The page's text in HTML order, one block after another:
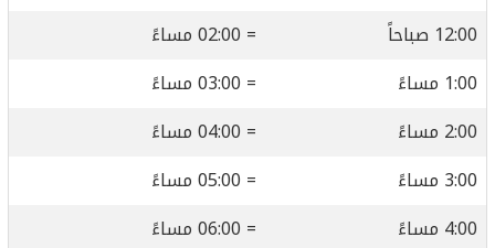
12:00 صباحاً
= 02:00 مساءً
1:00 مساءً
= 03:00 مساءً
2:00 مساءً
= 04:00 مساءً
3:00 مساءً
= 05:00 مساءً
4:00 مساءً
= 06:00 مساءً